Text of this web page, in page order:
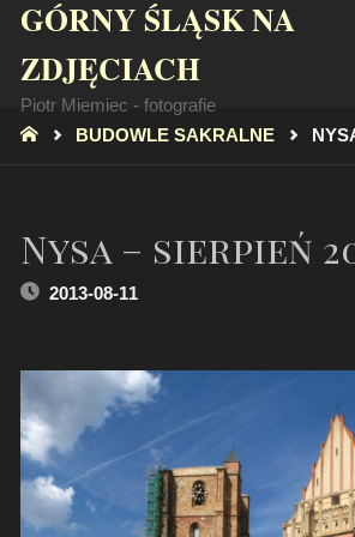
GÓRNY ŚLĄSK NA
ZDJĘCIACH
Piotr Miemiec - fotografie
STRONA
BUDOWLE SAKRALNE
Nysa – sierpień
2013-08-11